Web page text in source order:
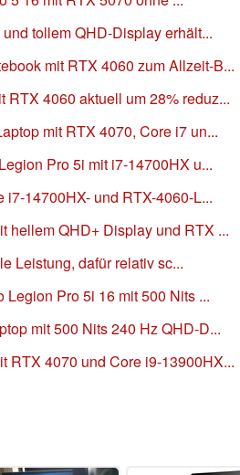
tollem QHD-Display erhält...
mit RTX 4060 zum Allzeit-B...
4060 aktuell um 28% reduz...
mit RTX 4070, Core i7 un...
Pro 5i mit i7-14700HX u...
i7-14700HX- und RTX-4060-L...
hellem QHD+ Display und RTX ...
Leistung, dafür relativ sc...
Pro 5i 16 mit 500 Nits ...
mit 500 Nits 240 Hz QHD-D...
RTX 4070 und Core i9-13900HX...